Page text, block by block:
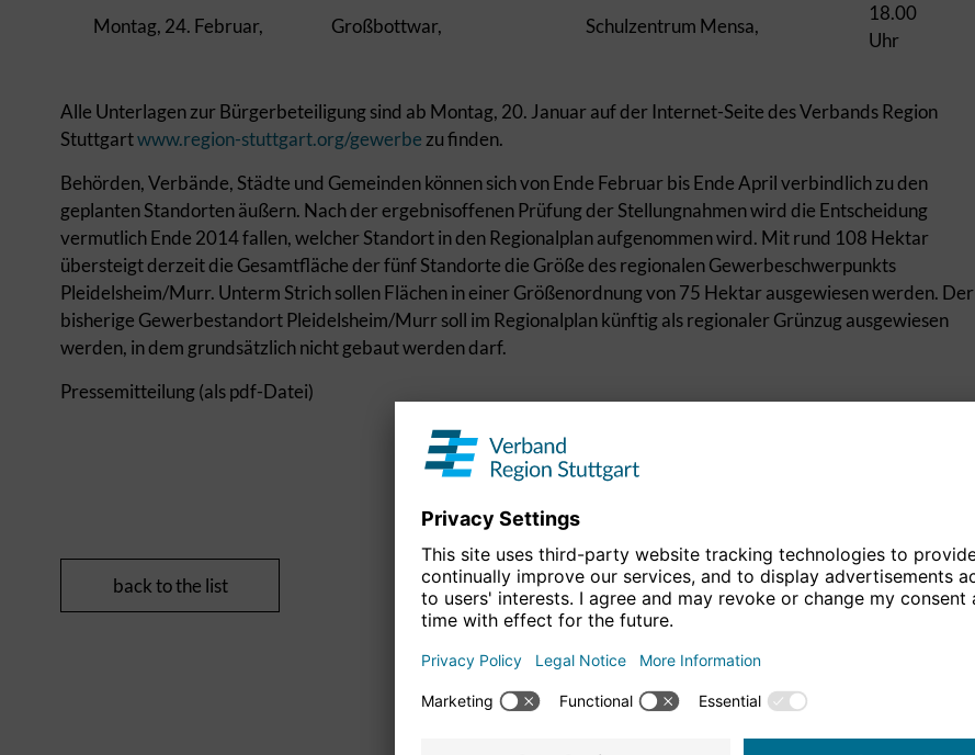
Montag, 24. Februar, Großbottwar, Schulzentrum Mensa,
18.00
Uhr
Alle Unterlagen zur Bürgerbeteiligung sind ab Montag, 20. Januar auf der Internet-Seite des Verbands Region
Stuttgartwww.region-stuttgart.org/gewerbe zu finden.
Behörden, Verbände, Städte und Gemeinden können sich von Ende Februar bis Ende April verbindlich zu den
geplanten Standorten äußern. Nach der ergebnisoffenen Prüfung der Stellungnahmen wird die Entscheidung
vermutlich Ende 2014 fallen, welcher Standort in den Regionalplan aufgenommen wird. Mit rund 108 Hektar
übersteigt derzeit die Gesamtfläche der fünf Standorte die Größe des regionalen Gewerbeschwerpunkts
Pleidelsheim/Murr. Unterm Strich sollen Flächen in einer Größenordnung von 75 Hektar ausgewiesen werden. Der
bisherige Gewerbestandort Pleidelsheim/Murr soll im Regionalplan künftig als regionaler Grünzug ausgewiesen
werden, in dem grundsätzlich nicht gebaut werden darf.
Pressemitteilung (als pdf-Datei)
back to the list